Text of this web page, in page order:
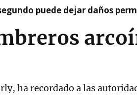
puede dejar daños
ha recordado a las